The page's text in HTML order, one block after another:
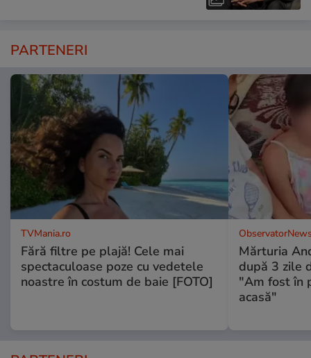
PARTENERI
TVMania.ro
Fără filtre pe plajă! Cele mai
spectaculoase poze cu vedetele
noastre în costum de baie [FOTO]
Mărturia
după 3 zile
"Am fost în
acasă"